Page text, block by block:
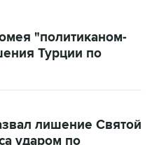
Турции по
ударом по